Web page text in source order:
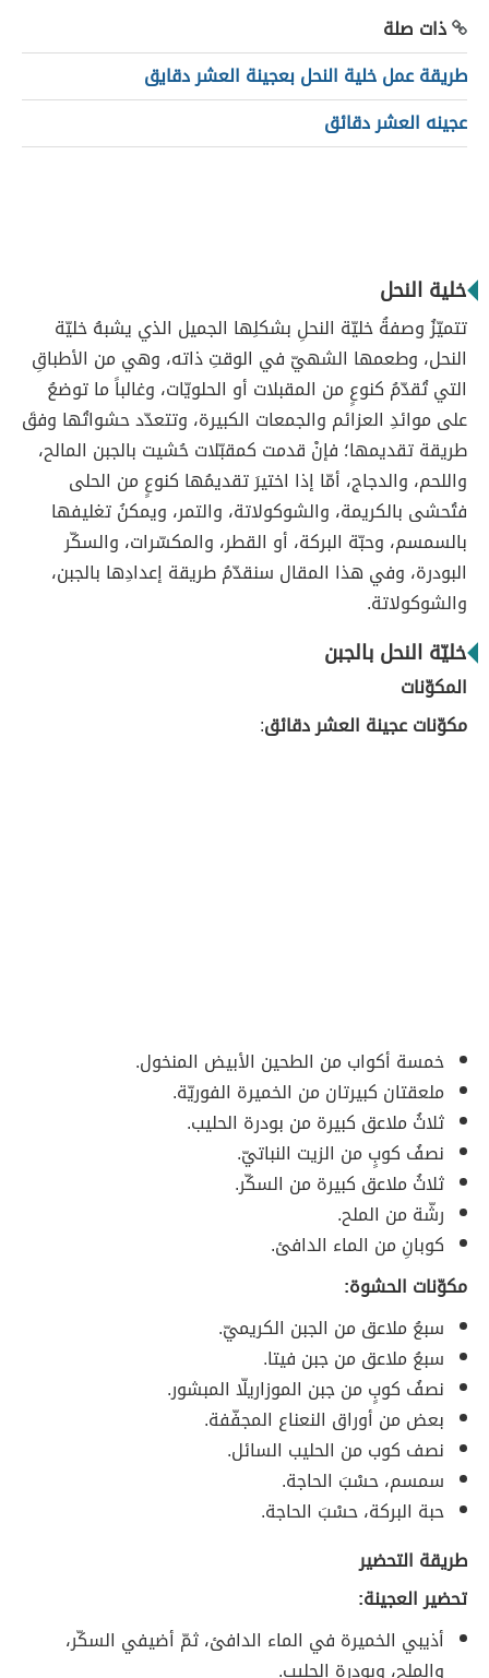
ذات صلة
طريقة عمل خلية النحل بعجينة العشر دقايق
عجينه العشر دقائق
خلية النحل
تتميّزُ وصفةُ خليّة النحلِ بشكلِها الجميل الذي يشبهُ خليّة
النحل، وطعمها الشهيّ في الوقتِ ذاته، وهي من الأطباقِ
التي تُقدّمُ كنوعٍ من المقبلات أو الحلويّات، وغالباً ما توضعُ
على موائدِ العزائم والجمعات الكبيرة، وتتعدّد حشواتُها وفقَ
طريقة تقديمها؛ فإنْ قدمت كمقبّلات حُشيت بالجبن المالح،
واللحم، والدجاج، أمّا إذا اختيرَ تقديمُها كنوعٍ من الحلى
فتُحشى بالكريمة، والشوكولاتة، والتمر، ويمكنُ تغليفها
بالسمسم، وحبّة البركة، أو القطر، والمكسّرات، والسكّر
البودرة، وفي هذا المقال سنقدّمُ طريقة إعدادِها بالجبن،
والشوكولاتة.
خليّة النحل بالجبن
المكوّنات
مكوّنات عجينة العشر دقائق:
خمسة أكواب من الطحين الأبيض المنخول.
ملعقتان كبيرتان من الخميرة الفوريّة.
ثلاثُ ملاعق كبيرة من بودرة الحليب.
نصفُ كوبٍ من الزيت النباتيّ.
ثلاثُ ملاعق كبيرة من السكّر.
رشّة من الملح.
كوبانِ من الماء الدافئ.
مكوّنات الحشوة:
سبعُ ملاعق من الجبن الكريميّ.
سبعُ ملاعق من جبن فيتا.
نصفُ كوبٍ من جبن الموزاريلّا المبشور.
بعض من أوراق النعناع المجفّفة.
نصف كوب من الحليب السائل.
سمسم، حسْبَ الحاجة.
حبة البركة، حسْبَ الحاجة.
طريقة التحضير
تحضير العجينة:
أذيبي الخميرة في الماء الدافئ، ثمّ أضيفي السكّر،
والملح، وبودرة الحليب.